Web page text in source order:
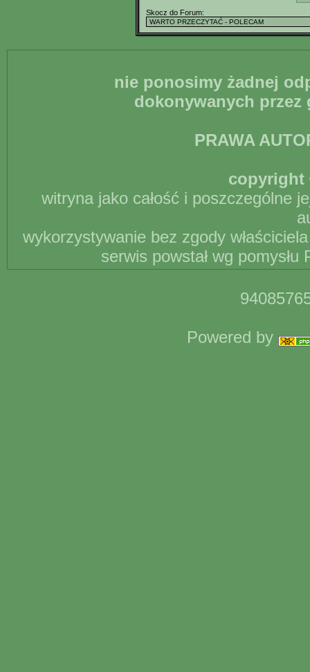
Skocz do Forum:
nie ponosimy żadnej
dokonywanych
PRAWA
copyright
witryna jako całość i poszczególne
wykorzystywanie bez zgody
serwis powstał wg
Powered by